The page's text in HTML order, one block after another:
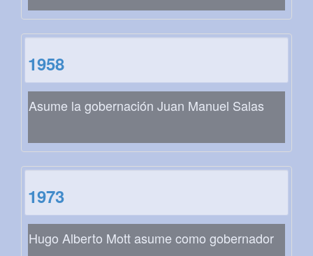
1958
Asume la gobernación Juan Manuel Salas
1973
Hugo Alberto Mott asume como gobernador